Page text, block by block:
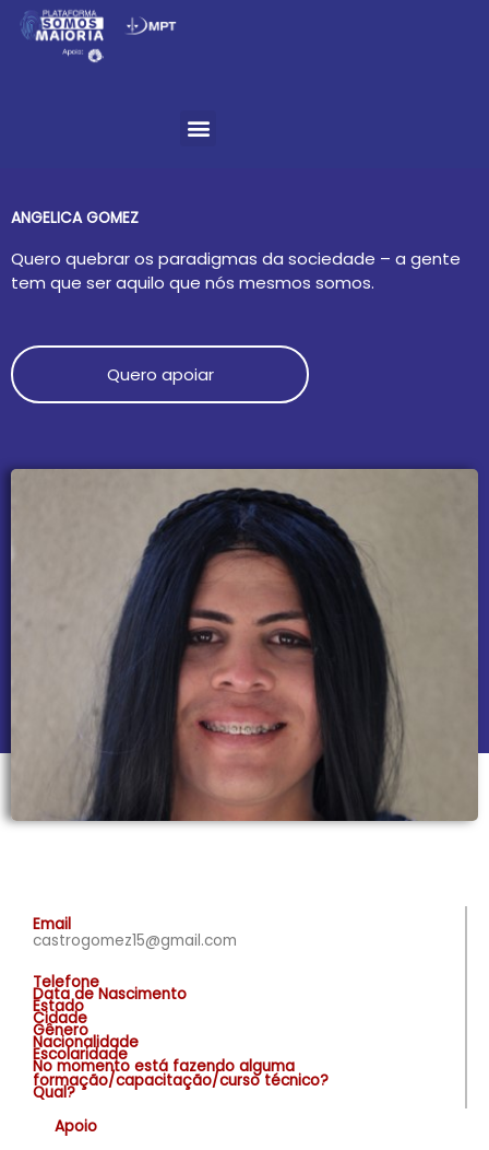
para
ANGELICA GOMEZ
Quero quebrar os paradigmas da sociedade – a gente
tem que ser aquilo que nós mesmos somos.
Quero apoiar
Email
castrogomez15@gmail.com
Telefone
Data de Nascimento
Estado
Cidade
Gênero
Nacionalidade
Escolaridade
No momento está fazendo alguma
formação/capacitação/curso técnico?
Qual?
Apoio